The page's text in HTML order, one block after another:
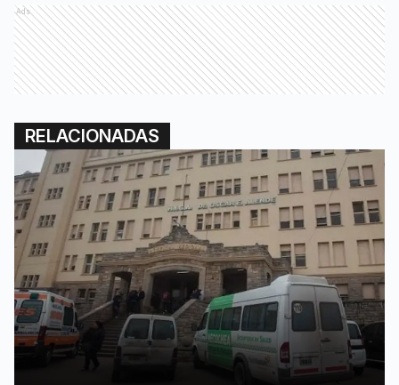
Ads
RELACIONADAS